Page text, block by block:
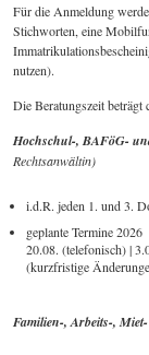
Für die Anmeldung
Stichworten, eine
nutzen).
Die Beratungszeit beträgt
Hochschul-, BAFöG-
Rechtsanwältin)
i.d.R. jeden 1. und 3.
geplante Termine 2026
20.08. (telefonisch) |
(kurzfristige
Familien-, Arbeits-,